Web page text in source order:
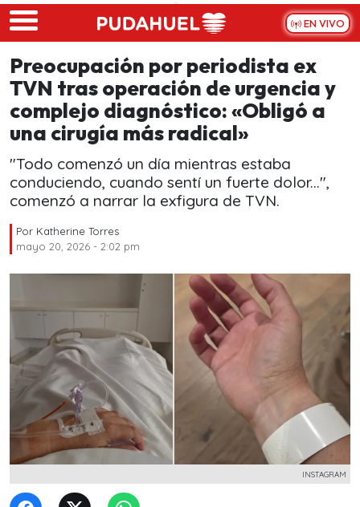
Skip to main content
EN VIVO
Preocupación por periodista ex
TVN tras operación de urgencia y
complejo diagnóstico: «Obligó a
una cirugía más radical»
"Todo comenzó un día mientras estaba
conduciendo, cuando sentí un fuerte dolor...",
comenzó a narrar la exfigura de TVN.
Por Katherine Torres
mayo 20, 2026 - 2:02 pm
INSTAGRAM